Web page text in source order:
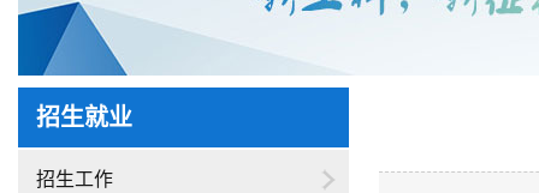
招生就业
招生工作